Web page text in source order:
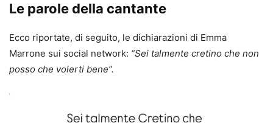
Le parole della cantante
Ecco riportate, di seguito, le dichiarazioni di Emma
Marrone sui social network: “Sei talmente cretino che non
posso che volerti bene”.